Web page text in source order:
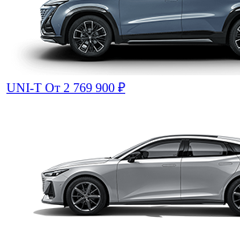
UNI-T От 2 769 900 ₽